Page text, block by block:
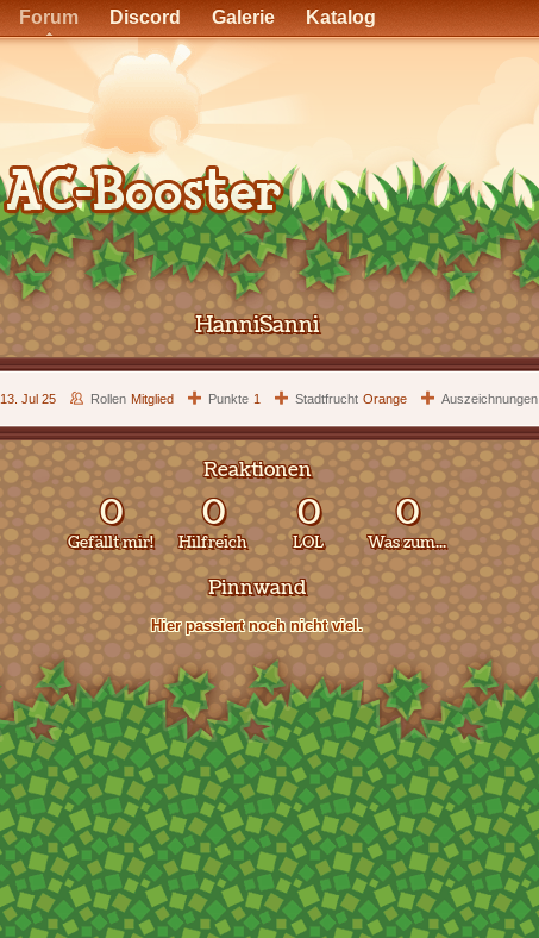
Forum Discord Galerie Katalog
HanniSanni
13. Jul 25 Rollen Mitglied Punkte 1 Stadtfrucht Orange Auszeichnungen
Reaktionen
0
Gefällt mir!
0
Hilfreich
0
LOL
0
Was zum...
Pinnwand
Hier passiert noch nicht viel.